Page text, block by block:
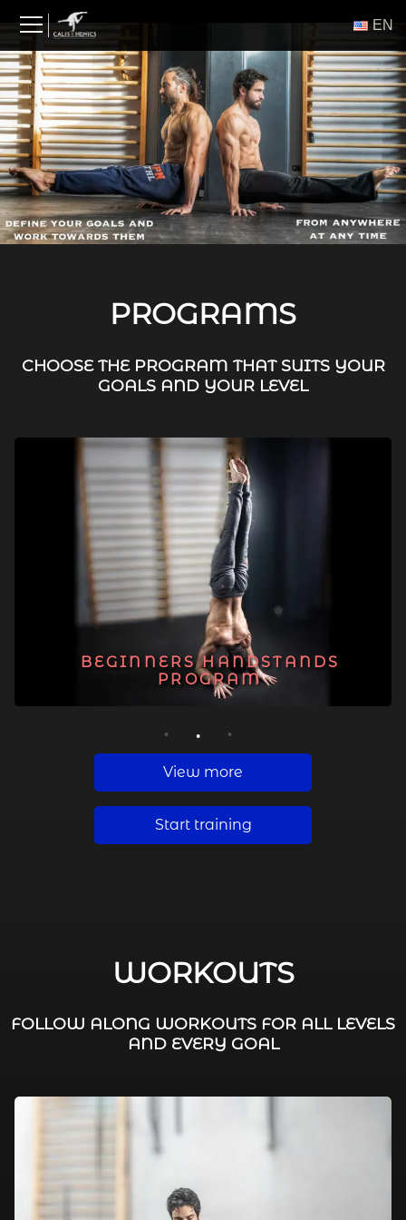
content
ΕΝ
PROGRAMS
CHOOSE THE PROGRAM THAT SUITS YOUR
GOALS AND YOUR LEVEL
BEGINNERS HANDSTANDS
PROGRAM
1 2 3
View more
Start training
WORKOUTS
FOLLOW ALONG WORKOUTS FOR ALL LEVELS
AND EVERY GOAL